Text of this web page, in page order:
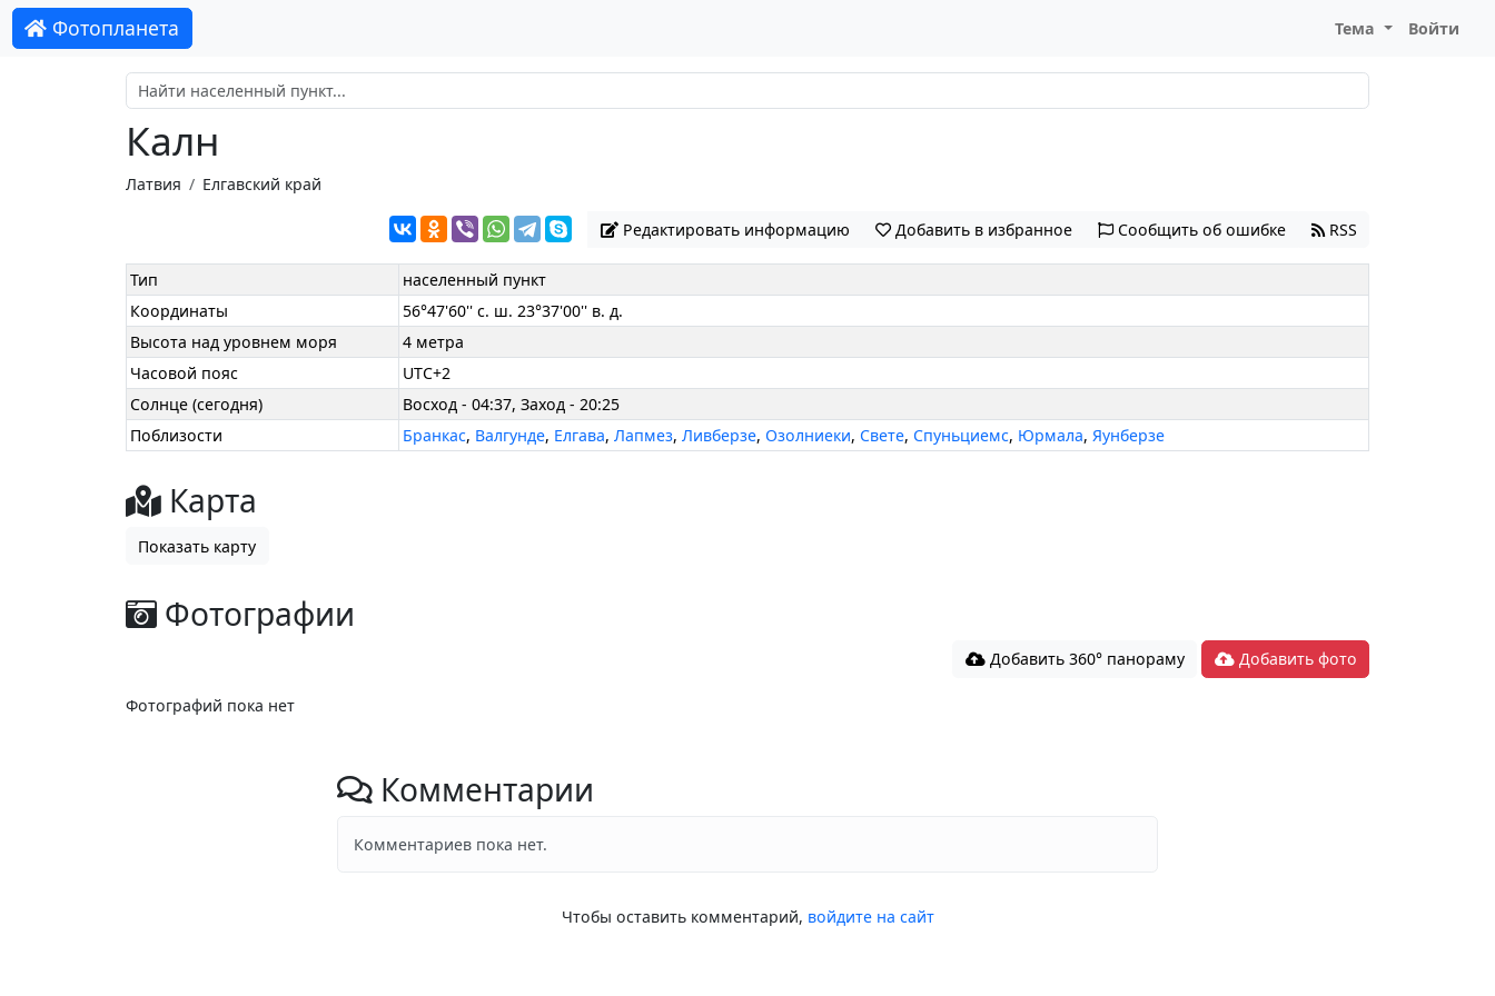
Фотопланета Тема Войти
Калн
Латвия Елгавский край
Редактировать информацию Добавить в избранное Сообщить об ошибке RSS
Тип
населенный пункт
Координаты
56°47'60'' с. ш. 23°37'00'' в. д.
Высота над уровнем моря
4 метра
Часовой пояс
UTC+2
Солнце (сегодня)
Восход - 04:37, Заход - 20:25
Поблизости
Бранкас, Валгунде, Елгава,Лапмез,Ливберзе,Озолниеки, Свете, Спуньциемс, Юрмала,Яунберзе
Карта
Показать карту
Фотографии
Добавить 360° панораму Добавить фото
Фотографий пока нет
Комментарии
Комментариев пока нет.
Чтобы оставить комментарий, войдите на сайт